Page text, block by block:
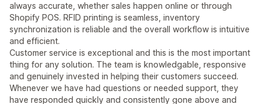
always accurate, whether sales happen online or through
Shopify POS. RFID printing is seamless, inventory
synchronization is reliable and the overall workflow is intuitive
and efficient.
Customer service is exceptional and this is the most important
thing for any solution. The team is knowledgable, responsive
and genuinely invested in helping their customers succeed.
Whenever we have had questions or needed support, they
have responded quickly and consistently gone above and